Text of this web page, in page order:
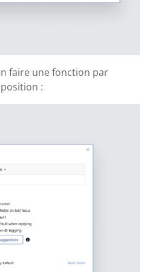
faire une fonction par
: